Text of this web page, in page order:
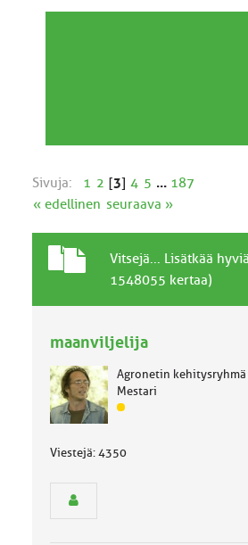
Sivuja: 1 2 [3] 4 5 ... 187
« edellinen seuraava »
a
a
i
n
e
n
i
A
i
Vitsejä... Lisätkää
1548055 kertaa)
maanviljelija
Agronetin kehitysryhmä
Mestari
J
e
Viestejä: 4350